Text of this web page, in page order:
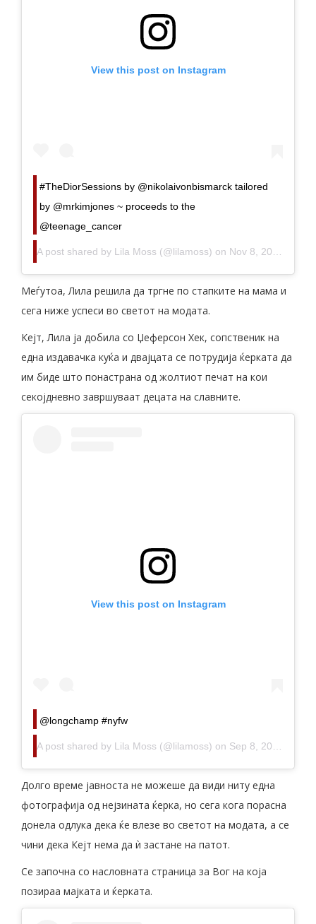
View this post on Instagram
#TheDiorSessions by @nikolaivonbismarck tailored
by @mrkimjones ~ proceeds to the
@teenage_cancer
A post shared by Lila Moss (@lilamoss) on Nov 8, 2019 at 6:04am PST
Меѓутоа, Лила решила да тргне по стапките на мама и
сега ниже успеси во светот на модата.
Кејт, Лила ја добила со Џеферсон Хек, сопственик на
една издавачка куќа и двајцата се потрудија ќерката да
им биде што понастрана од жолтиот печат на кои
секојдневно завршуваат децата на славните.
View this post on Instagram
@longchamp #nyfw
A post shared by Lila Moss (@lilamoss) on Sep 8, 2019 at 8:16am PDT
Долго време јавноста не можеше да види ниту една
фотографија од нејзината ќерка, но сега кога порасна
донела одлука дека ќе влезе во светот на модата, а се
чини дека Кејт нема да ѝ застане на патот.
Се започна со насловната страница за Вог на која
позираа мајката и ќерката.